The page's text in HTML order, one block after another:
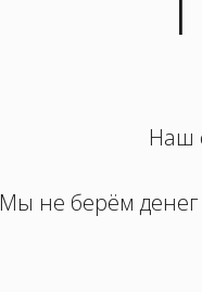
Наш
Мы не берём денег